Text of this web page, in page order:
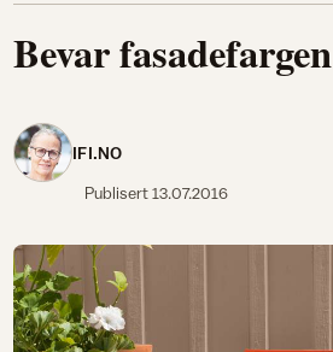
Bevar fasadefargen
IFI.NO
Publisert13.07.2016